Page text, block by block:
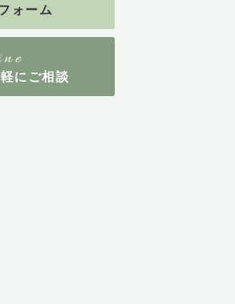
ォーム
にご相談